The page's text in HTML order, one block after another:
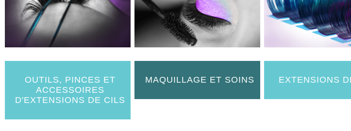
OUTILS, PINCES ET
ACCESSOIRES
D'EXTENSIONS DE CILS
MAQUILLAGE ET SOINS EXTENSIONS